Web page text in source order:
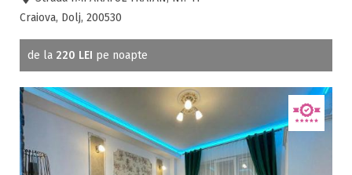
Craiova, Dolj, 200530
de la 220 LEI pe noapte